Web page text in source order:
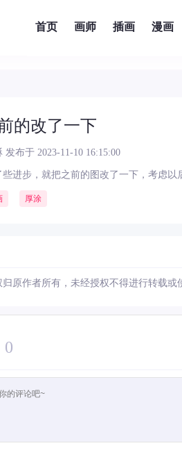
首页 画师 插画 漫画
的改了一下
发布于 2023-11-10 16:15:00
些进步，就把之前的图改了一下，考虑
厚涂
归原作者所有，未经授权不得进行转载或
0